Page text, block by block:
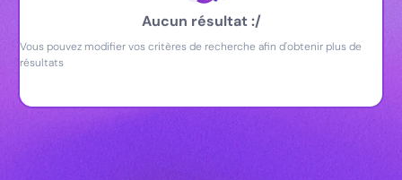
Aucun résultat :/
Vous pouvez modifier vos critères de recherche afin d'obtenir plus de
résultats